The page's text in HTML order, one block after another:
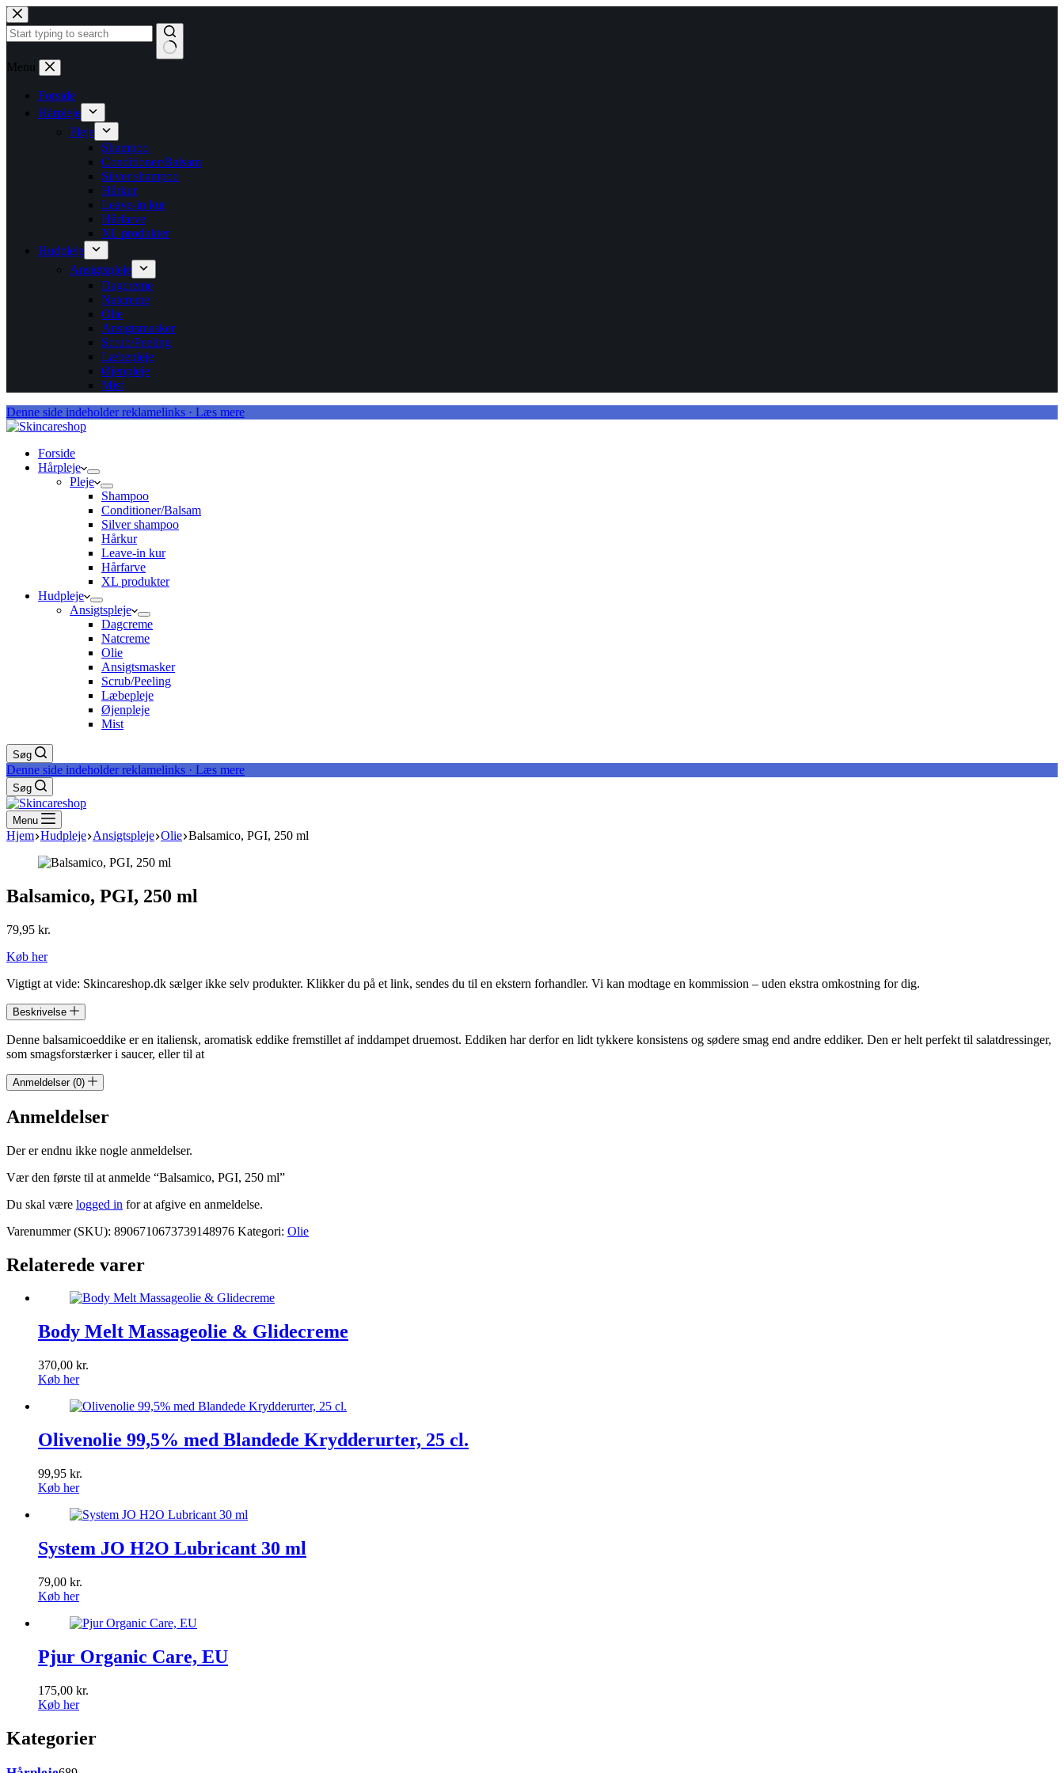
Fortsæt
til
indhold
Ingen
resultater
Menu
Forside
Hårpleje
Pleje
Shampoo
Conditioner/Balsam
Silver shampoo
Hårkur
Leave-in kur
Hårfarve
XL produkter
Hudpleje
Ansigtspleje
Dagcreme
Natcreme
Olie
Ansigtsmasker
Scrub/Peeling
Læbepleje
Øjenpleje
Mist
Denne side indeholder reklamelinks · Læs mere
Forside
Hårpleje
Pleje
Shampoo
Conditioner/Balsam
Silver shampoo
Hårkur
Leave-in kur
Hårfarve
XL produkter
Hudpleje
Ansigtspleje
Dagcreme
Natcreme
Olie
Ansigtsmasker
Scrub/Peeling
Læbepleje
Øjenpleje
Mist
Søg
Denne side indeholder reklamelinks · Læs mere
Søg
Menu
Hjem Hudpleje Ansigtspleje Olie Balsamico, PGI, 250 ml
Balsamico, PGI, 250 ml
79,95 kr.
Køb her
Vigtigt at vide: Skincareshop.dk sælger ikke selv produkter. Klikker du på et link, sendes du til en ekstern forhandler. Vi kan modtage en kommission – uden ekstra omkostning for dig.
Beskrivelse
Denne balsamicoeddike er en italiensk, aromatisk eddike fremstillet af inddampet druemost. Eddiken har derfor en lidt tykkere konsistens og sødere smag end andre eddiker. Den er helt perfekt til salatdressinger,
som smagsforstærker i saucer, eller til at
Anmeldelser (0)
Anmeldelser
Der er endnu ikke nogle anmeldelser.
Vær den første til at anmelde “Balsamico, PGI, 250 ml”
Du skal være logged in for at afgive en anmeldelse.
Varenummer (SKU): 8906710673739148976 Kategori: Olie
Relaterede varer
Body Melt Massageolie & Glidecreme
370,00 kr.
Køb her
Olivenolie 99,5% med Blandede Krydderurter, 25 cl.
99,95 kr.
Køb her
System JO H2O Lubricant 30 ml
79,00 kr.
Køb her
Pjur Organic Care, EU
175,00 kr.
Køb her
Kategorier